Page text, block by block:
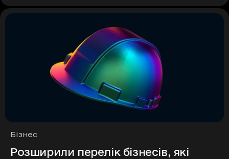
Рубрики
Бізнес
Розширили перелік бізнесів, які